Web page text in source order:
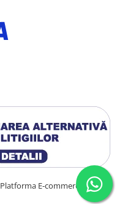
Platforma E-commerce by